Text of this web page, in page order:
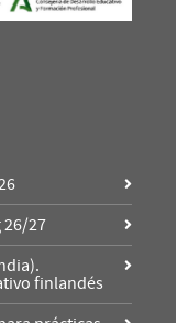
27
finlandés